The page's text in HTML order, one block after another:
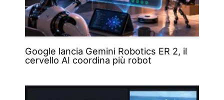
Google lancia Gemini Robotics ER 2, il
cervello AI coordina più robot